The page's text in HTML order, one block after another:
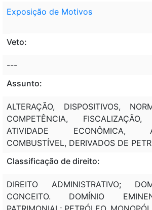
Exposição de Motivos
Veto:
---
Assunto:
ALTERAÇÃO, DISPOSITIVOS,
COMPETÊNCIA, FISCALIZAÇÃO,
ATIVIDADE ECONÔMICA,
COMBUSTÍVEL, DERIVADOS DE
Classificação de direito:
DIREITO ADMINISTRATIVO;
CONCEITO. DOMÍNIO